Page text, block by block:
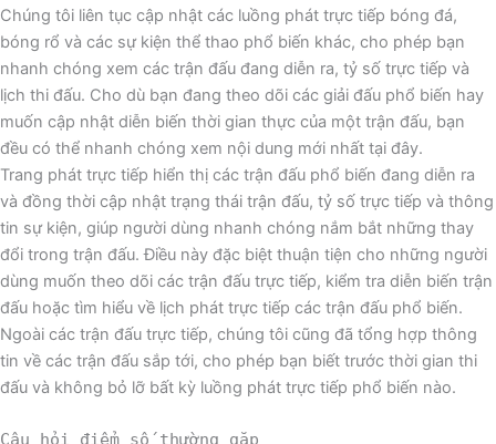
Chúng tôi liên tục cập nhật các luồng phát trực tiếp bóng đá,
bóng rổ và các sự kiện thể thao phổ biến khác, cho phép bạn
nhanh chóng xem các trận đấu đang diễn ra, tỷ số trực tiếp và
lịch thi đấu. Cho dù bạn đang theo dõi các giải đấu phổ biến hay
muốn cập nhật diễn biến thời gian thực của một trận đấu, bạn
đều có thể nhanh chóng xem nội dung mới nhất tại đây.
Trang phát trực tiếp hiển thị các trận đấu phổ biến đang diễn ra
và đồng thời cập nhật trạng thái trận đấu, tỷ số trực tiếp và thông
tin sự kiện, giúp người dùng nhanh chóng nắm bắt những thay
đổi trong trận đấu. Điều này đặc biệt thuận tiện cho những người
dùng muốn theo dõi các trận đấu trực tiếp, kiểm tra diễn biến trận
đấu hoặc tìm hiểu về lịch phát trực tiếp các trận đấu phổ biến.
Ngoài các trận đấu trực tiếp, chúng tôi cũng đã tổng hợp thông
tin về các trận đấu sắp tới, cho phép bạn biết trước thời gian thi
đấu và không bỏ lỡ bất kỳ luồng phát trực tiếp phổ biến nào.
Câu hỏi điểm số thường gặp